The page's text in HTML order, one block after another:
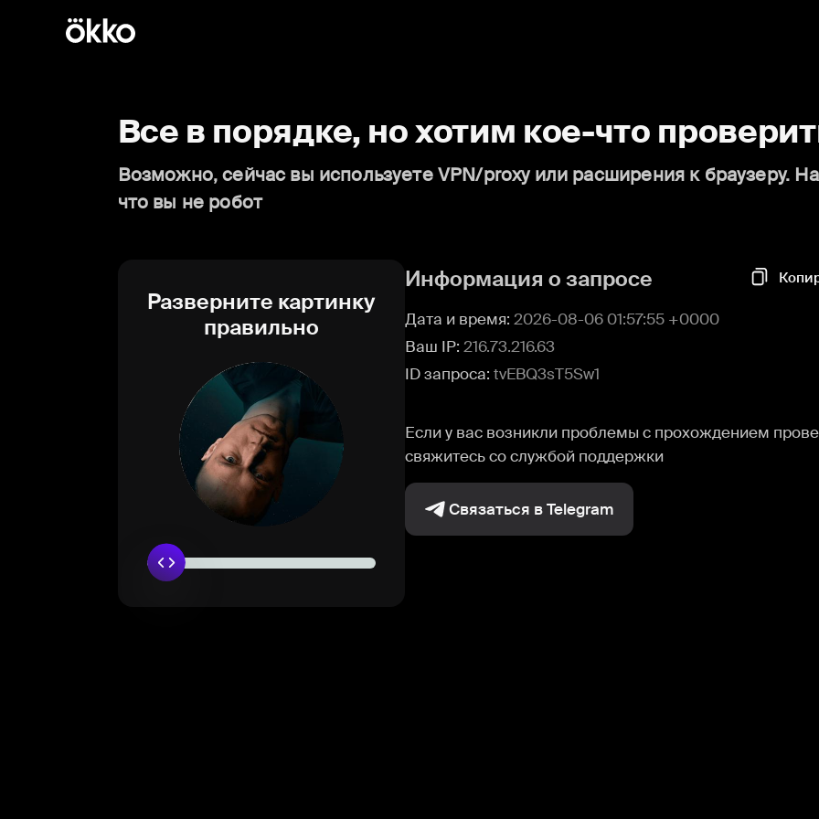
Все в порядке, но хотим кое-что
Возможно, сейчас вы используете VPN/proxy или расширения к браузеру.
что вы не робот
Разверните картинку
правильно
Информация о запросе
Дата и время: 2026-08-06 01:57:55 +0000
Ваш IP: 216.73.216.63
ID запроса: tvEBQ3sT5Sw1
Если у вас возникли проблемы с прохождением
свяжитесь со службой поддержки
Связаться в Telegram